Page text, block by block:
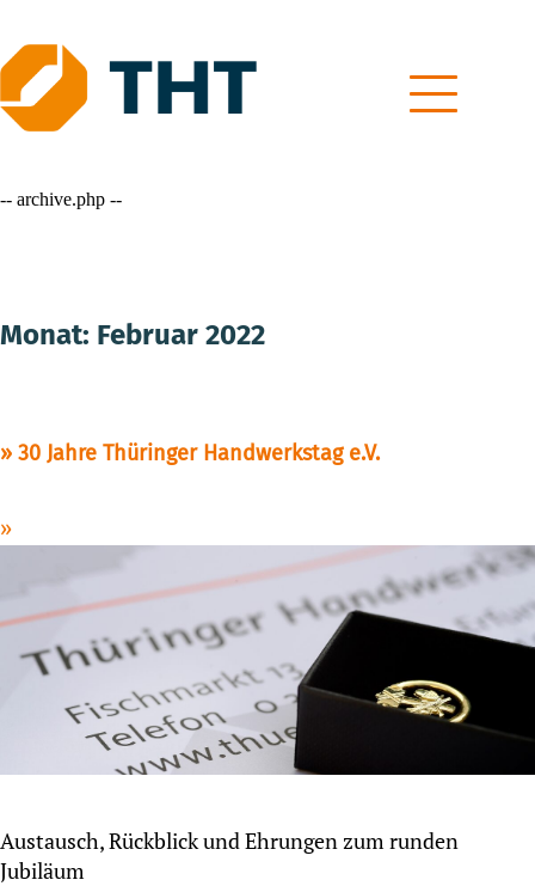
to
content
-- archive.php --
Monat: Februar 2022
30 Jahre Thüringer Handwerkstag e.V.
Austausch, Rückblick und Ehrungen zum runden
Jubiläum